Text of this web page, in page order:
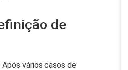
de
vários casos de